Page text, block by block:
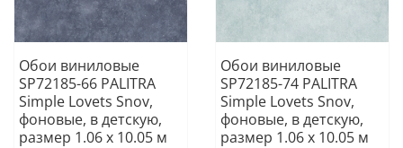
Обои виниловые
SP72185-66 PALITRA
Simple Lovets Snov,
фоновые, в детскую,
размер 1.06 х 10.05 м
Обои виниловые
SP72185-74 PALITRA
Simple Lovets Snov,
фоновые, в детскую,
размер 1.06 х 10.05 м